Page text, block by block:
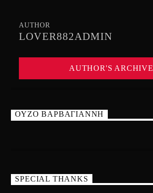
AUTHOR
LOVER882ADMIN
AUTHOR'S ARCHIVE
ΟΥΖΟ ΒΑΡΒΑΓΙΑΝΝΗ
SPECIAL THANKS